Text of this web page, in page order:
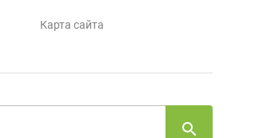
Карта сайта